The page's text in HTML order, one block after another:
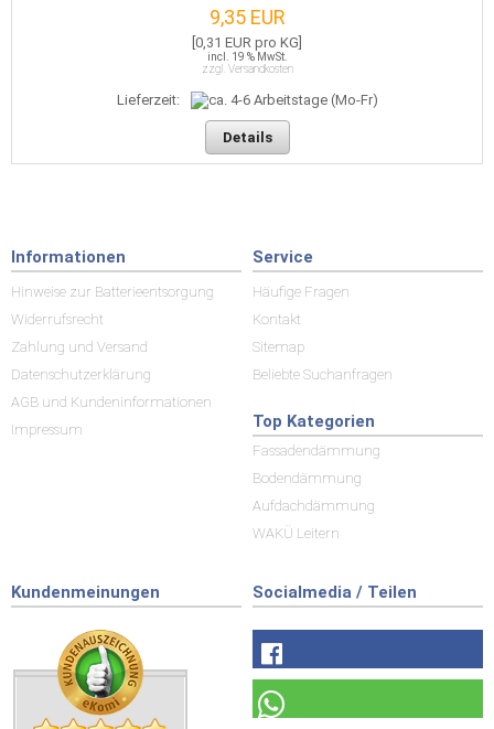
9,35 EUR
[0,31 EUR pro KG]
incl. 19 % MwSt.
zzgl. Versandkosten
Lieferzeit:
Details
Informationen
Hinweise zur Batterieentsorgung
Widerrufsrecht
Zahlung und Versand
Datenschutzerklärung
AGB und Kundeninformationen
Impressum
Service
Häufige Fragen
Kontakt
Sitemap
Beliebte Suchanfragen
Top Kategorien
Fassadendämmung
Bodendämmung
Aufdachdämmung
WAKÜ Leitern
Kundenmeinungen Socialmedia / Teilen